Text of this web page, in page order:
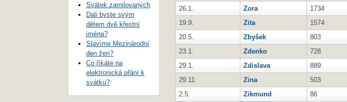
26.1.
Zora 1734
19.9.
Zita 1574
20.5.
Zbyšek 803
23.1.
Zdenko 728
29.1.
Zdislava 889
29.11.
Zina 503
2.5.
Zikmund 86
Svátek zamilovaných
Dali byste svým
dětem dvě křestní
jména?
Slavíme Mezinárodní
den žen?
Co říkáte na
elektronická přání k
svátku?